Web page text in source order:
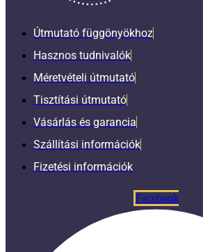
Útmutató függönyökhoz
Hasznos tudnivalók
Méretvételi útmutató
Tisztítási útmutató
Vásárlás és garancia
Szállítási információk
Fizetési információk
Facebook